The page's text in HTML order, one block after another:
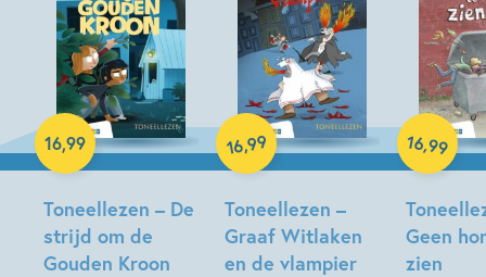
Toneellezen – De
strijd om de
Gouden Kroon
16,99
Hardcover
Toneellezen –
Graaf Witlaken
en de vlampier
16,99
Hardcover
Geen
zien
16,99
Hardcover